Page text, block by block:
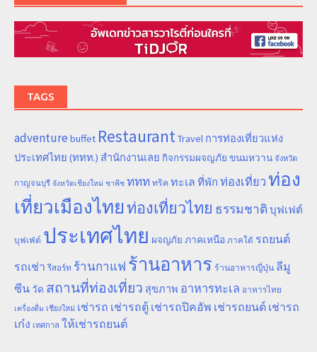
TAGS
adventure buffet RestaurantTravel การท่องเที่ยวแห่ง
ประเทศไทย (ททท.) สำนักงานเลย กิจกรรมผจญภัย ขนมหวาน จังหวัด
กาญจนบุรี จังหวัดเชียงใหม่ ชาพีช ททท ทริค ทะเล ที่พัก ท่องเที่ยวท่อง
เที่ยวเมืองไทยท่องเที่ยวไทย ธรรมชาติ บุฟเฟต์
บุฟเฟ่ต์ ประเทศไทย ผจญภัย ภาคเหนือ ภาคใต้ รถยนต์
รถเช่า รีสอร์ท ร้านกาแฟ ร้านอาหาร ร้านอาหารญี่ปุ่น ลีมู
ซีน วัด สถานที่ท่องเที่ยว สุขภาพ อาหารทะเล อาหารไทย
เครื่องดื่ม เชียงใหม่ เช่ารถ เช่ารถตู้ เช่ารถปิคอัพ เช่ารถยนต์ เช่ารถ
เก๋ง เทศกาล ให้เช่ารถยนต์